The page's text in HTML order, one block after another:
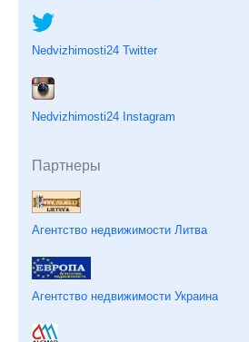
Nedvizhimosti24 Twitter
Nedvizhimosti24 Instagram
Партнеры
Агентство недвижимости Литва
Агентство недвижимости Украина